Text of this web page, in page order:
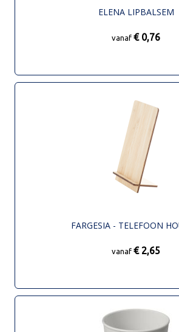
ELENA LIPBALSEM
vanaf € 0,76
FARGESIA - TELEFOON
vanaf € 2,65